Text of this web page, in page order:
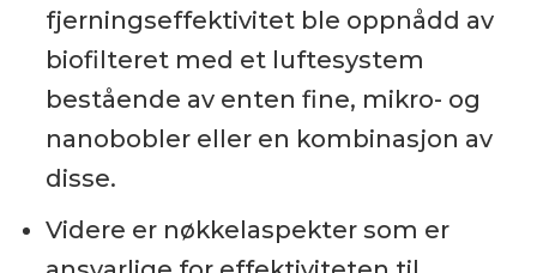
fjerningseffektivitet ble oppnådd av
biofilteret med et luftesystem
bestående av enten fine, mikro- og
nanobobler eller en kombinasjon av
disse.
Videre er nøkkelaspekter som er